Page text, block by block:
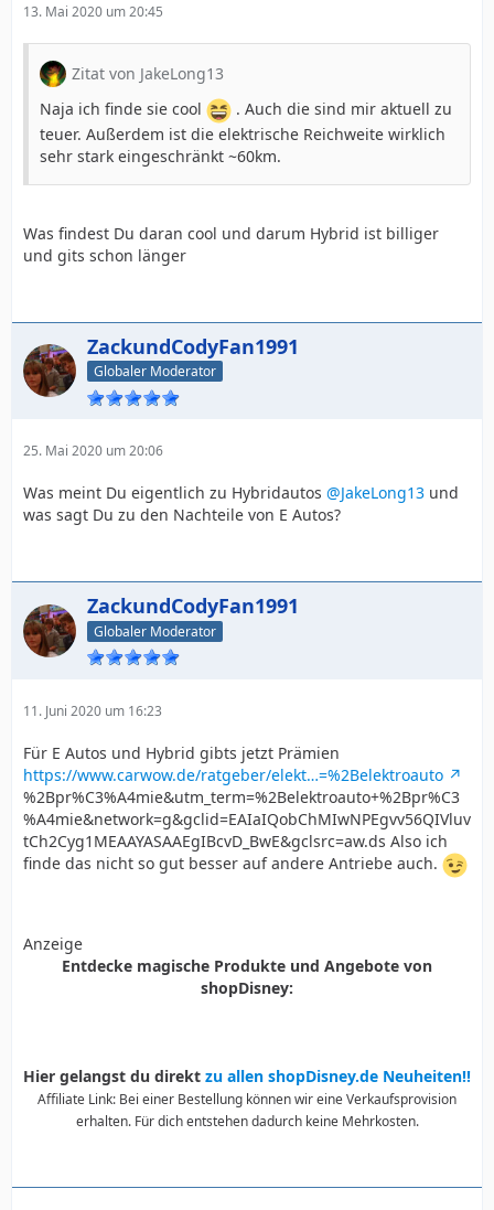
13. Mai 2020 um 20:45
Zitat von JakeLong13
Naja ich finde sie cool
. Auch die sind mir aktuell zu
teuer. Außerdem ist die elektrische Reichweite wirklich
sehr stark eingeschränkt ~60km.
Was findest Du daran cool und darum Hybrid ist billiger
und gits schon länger
ZackundCodyFan1991
Globaler Moderator
25. Mai 2020 um 20:06
Was meint Du eigentlich zu Hybridautos @JakeLong13 und
was sagt Du zu den Nachteile von E Autos?
ZackundCodyFan1991
Globaler Moderator
11. Juni 2020 um 16:23
Für E Autos und Hybrid gibts jetzt Prämien
https://www.carwow.de/ratgeber/elekt…=%2Belektroauto
%2Bpr%C3%A4mie&utm_term=%2Belektroauto+%2Bpr%C3
%A4mie&network=g&gclid=EAIaIQobChMIwNPEgvv56QIVluv
tCh2Cyg1MEAAYASAAEgIBcvD_BwE&gclsrc=aw.ds Also ich
finde das nicht so gut besser auf andere Antriebe auch.
Anzeige
Entdecke magische Produkte und Angebote von
shopDisney:
Hier gelangst du direkt zu allen shopDisney.de Neuheiten!!
Affiliate Link: Bei einer Bestellung können wir eine Verkaufsprovision
erhalten. Für dich entstehen dadurch keine Mehrkosten.